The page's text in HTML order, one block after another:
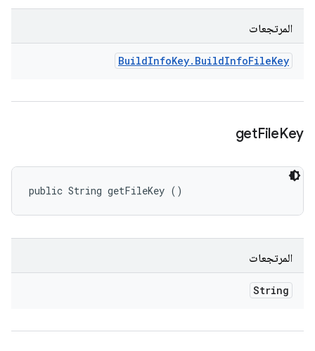
المرتجعات
BuildInfoKey. BuildInfoFileKey
getFileKey
public String getFileKey ()
المرتجعات
String